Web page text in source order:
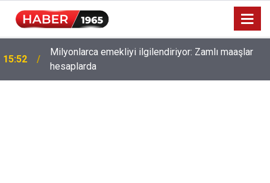
15:52
Milyonlarca emekliyi ilgilendiriyor: Zamlı maaşlar
hesaplarda